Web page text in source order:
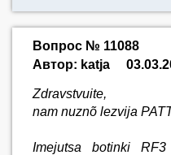
Вопрос № 11088
Автор: katja
Zdravstvuite,
nam nuznõ lezvija
Imejutsa botinki